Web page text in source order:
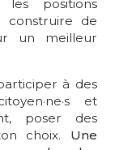
positions
construire de
un meilleur
à des
et
poser des
choix. Une